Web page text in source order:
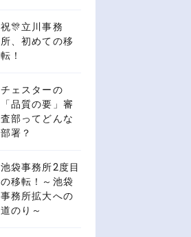
祝🎊立川事務
所、初めての移
転！
チェスターの
「品質の要」審
査部ってどんな
部署？
池袋事務所2度目
の移転！～池袋
事務所拡大への
道のり～